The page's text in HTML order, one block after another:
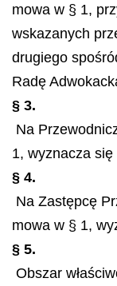
mowa w § 1,
wskazanych
drugiego
Radę
§ 3.
Na
1, wyznacza się
§ 4.
Na Zastępcę
mowa w § 1,
§ 5.
Obszar